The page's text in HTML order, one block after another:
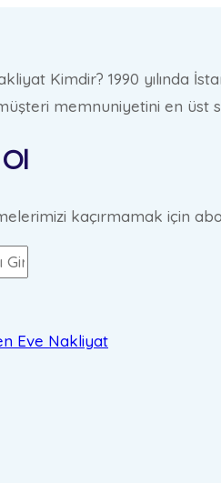
Kimdir? 1990 yılında
memnuniyetini en üst
kaçırmamak için
Eve Nakliyat